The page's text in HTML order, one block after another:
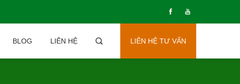
BLOG LIÊN HỆ LIÊN HỆ TƯ VẤN